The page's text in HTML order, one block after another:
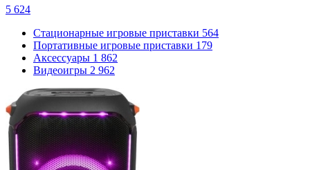
5 624
Стационарные игровые приставки 564
Портативные игровые приставки 179
Аксессуары 1 862
Видеоигры 2 962